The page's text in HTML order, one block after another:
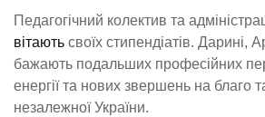
Педагогічний колектив та
вітають своїх стипендіатів. Дарині,
бажають подальших професійних
енергії та нових звершень на благо
незалежної України.